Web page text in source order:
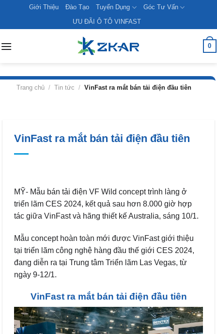
content
Giới Thiệu Đào Tạo Tuyển Dụng
Góc Tư Vấn
ƯU ĐÃI Ô TÔ VINFAST
0
Trang chủ / Tin tức / VinFast ra mắt bán tải điện đầu tiên
VinFast ra mắt bán tải điện đầu tiên
MỸ- Mẫu bán tải điện VF Wild concept trình làng ở
triển lãm CES 2024, kết quả sau hơn 8.000 giờ hợp
tác giữa VinFast và hãng thiết kế Australia, sáng 10/1.
Mẫu concept hoàn toàn mới được VinFast giới thiệu
tại triển lãm công nghệ hàng đầu thế giới CES 2024,
đang diễn ra tại Trung tâm Triển lãm Las Vegas, từ
ngày 9-12/1.
VinFast ra mắt bán tải điện đầu tiên